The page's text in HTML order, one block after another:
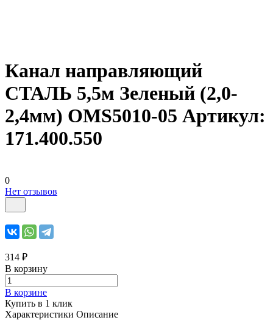
Канал направляющий
СТАЛЬ 5,5м Зеленый (2,0-
2,4мм) OMS5010-05 Артикул:
171.400.550
0
Нет отзывов
314 ₽
В корзину
В корзине
Купить в 1 клик
Характеристики Описание